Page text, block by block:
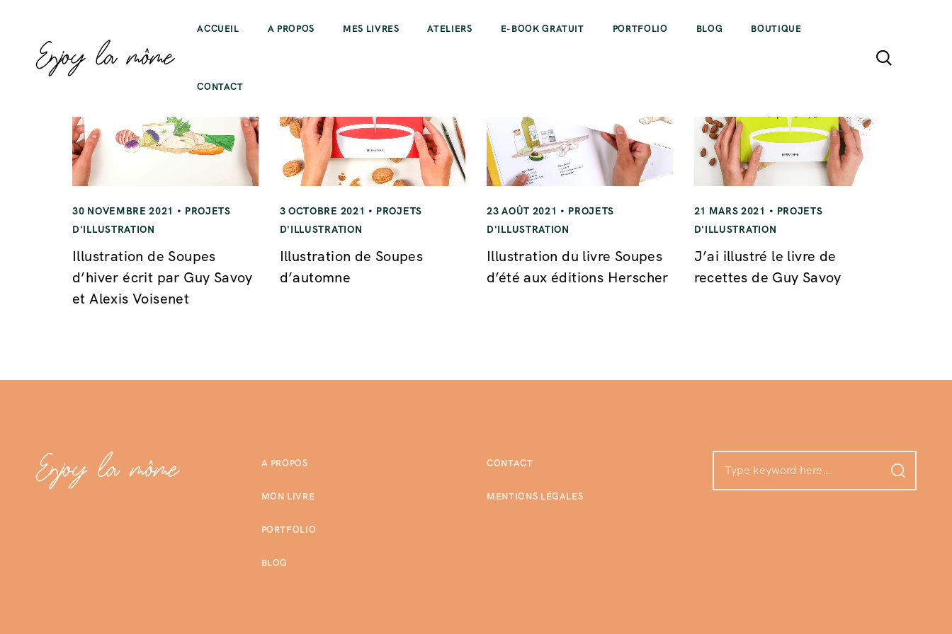
ACCUEIL A PROPOS MES LIVRES ATELIERS E-BOOK GRATUIT PORTFOLIO BLOG BOUTIQUE
CONTACT
30 NOVEMBRE 2021
PROJETS
D'ILLUSTRATION
Illustration de Soupes
d’hiver écrit par Guy Savoy
et Alexis Voisenet
3 OCTOBRE 2021
PROJETS
D'ILLUSTRATION
Illustration de Soupes
d’automne
23 AOÛT 2021
PROJETS
D'ILLUSTRATION
Illustration du livre Soupes
d’été aux éditions Herscher
21 MARS 2021
PROJETS
D'ILLUSTRATION
J’ai illustré le livre de
recettes de Guy Savoy
A PROPOS
MON LIVRE
PORTFOLIO
BLOG
CONTACT
MENTIONS LÉGALES